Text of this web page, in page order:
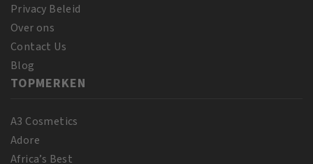
Privacy Beleid
Over ons
Contact Us
Blog
TOPMERKEN
A3 Cosmetics
Adore
Africa’s Best